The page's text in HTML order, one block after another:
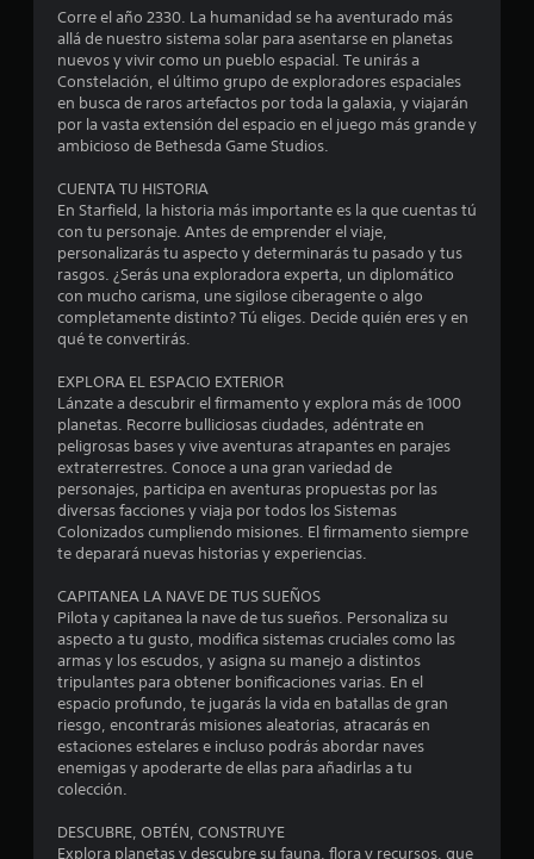
s
t
r
l
l
a
d
e
c
i
c
e
r
Corre el año 2330. La humanidad se ha aventurado más
allá de nuestro sistema solar para asentarse en planetas
nuevos y vivir como un pueblo espacial. Te unirás a
Constelación, el último grupo de exploradores espaciales
en busca de raros artefactos por toda la galaxia, y viajarán
por la vasta extensión del espacio en el juego más grande y
ambicioso de Bethesda Game Studios.
CUENTA TU HISTORIA
En Starfield, la historia más importante es la que cuentas tú
con tu personaje. Antes de emprender el viaje,
personalizarás tu aspecto y determinarás tu pasado y tus
rasgos. ¿Serás una exploradora experta, un diplomático
con mucho carisma, une sigilose ciberagente o algo
completamente distinto? Tú eliges. Decide quién eres y en
qué te convertirás.
EXPLORA EL ESPACIO EXTERIOR
Lánzate a descubrir el firmamento y explora más de 1000
planetas. Recorre bulliciosas ciudades, adéntrate en
peligrosas bases y vive aventuras atrapantes en parajes
extraterrestres. Conoce a una gran variedad de
personajes, participa en aventuras propuestas por las
diversas facciones y viaja por todos los Sistemas
Colonizados cumpliendo misiones. El firmamento siempre
te deparará nuevas historias y experiencias.
CAPITANEA LA NAVE DE TUS SUEÑOS
Pilota y capitanea la nave de tus sueños. Personaliza su
aspecto a tu gusto, modifica sistemas cruciales como las
armas y los escudos, y asigna su manejo a distintos
tripulantes para obtener bonificaciones varias. En el
espacio profundo, te jugarás la vida en batallas de gran
riesgo, encontrarás misiones aleatorias, atracarás en
estaciones estelares e incluso podrás abordar naves
enemigas y apoderarte de ellas para añadirlas a tu
colección.
DESCUBRE, OBTÉN, CONSTRUYE
Explora planetas y descubre su fauna, flora y recursos, que